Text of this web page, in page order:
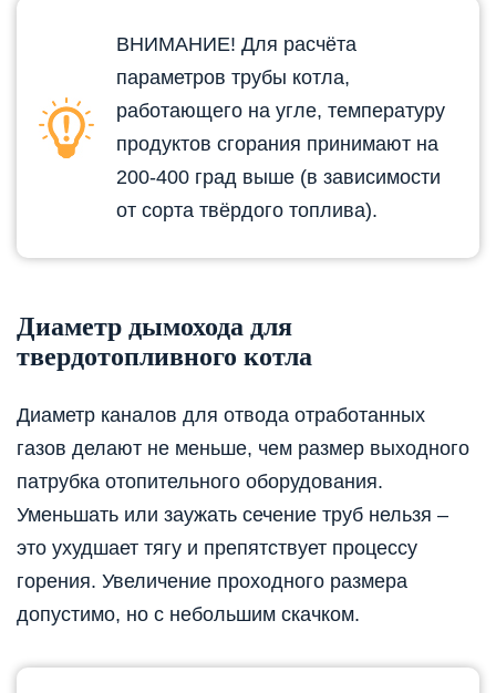
ВНИМАНИЕ! Для расчёта
параметров трубы котла,
работающего на угле, температуру
продуктов сгорания принимают на
200-400 град выше (в зависимости
от сорта твёрдого топлива).
Диаметр дымохода для
твердотопливного котла
Диаметр каналов для отвода отработанных
газов делают не меньше, чем размер выходного
патрубка отопительного оборудования.
Уменьшать или заужать сечение труб нельзя –
это ухудшает тягу и препятствует процессу
горения. Увеличение проходного размера
допустимо, но с небольшим скачком.